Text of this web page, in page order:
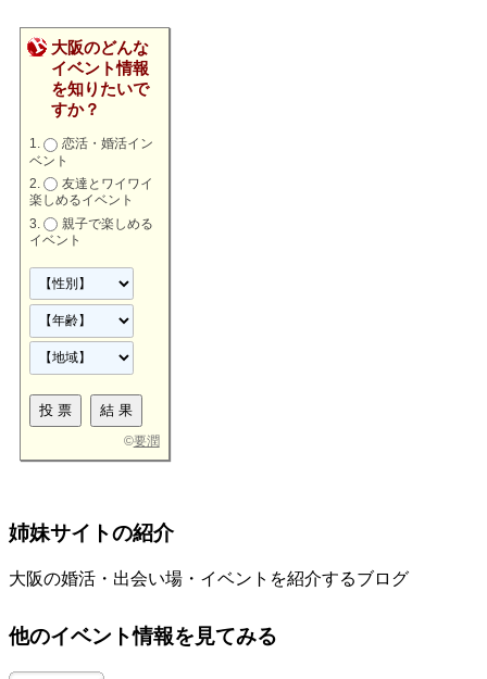
大阪のどんな
イベント情報
を知りたいで
すか？
恋活・婚活イン
ベント
友達とワイワイ
楽しめるイベント
親子で楽しめる
イベント
©要潤
姉妹サイトの紹介
大阪の婚活・出会い場・イベントを紹介するブログ
他のイベント情報を見てみる